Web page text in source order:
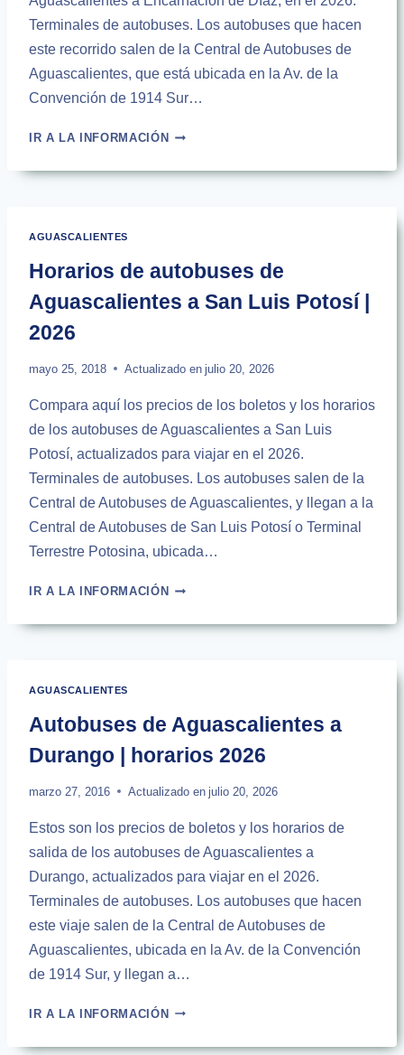
Terminales de autobuses. Los autobuses que hacen
este recorrido salen de la Central de Autobuses de
Aguascalientes, que está ubicada en la Av. de la
Convención de 1914 Sur…
IR A LA INFORMACIÓNHORARIOS
DE
DIAZ
2026
AGUASCALIENTES
Horarios de autobuses de
Aguascalientes a San Luis Potosí |
2026
mayo 25, 2018 Actualizado en julio 20, 2026
Compara aquí los precios de los boletos y los horarios
de los autobuses de Aguascalientes a San Luis
Potosí, actualizados para viajar en el 2026.
Terminales de autobuses. Los autobuses salen de la
Central de Autobuses de Aguascalientes, y llegan a la
Central de Autobuses de San Luis Potosí o Terminal
Terrestre Potosina, ubicada…
IR A LA INFORMACIÓNHORARIOS
AUTOBUSES
LUIS
POTOSÍ
|
AGUASCALIENTES
Autobuses de Aguascalientes a
Durango | horarios 2026
marzo 27, 2016 Actualizado en julio 20, 2026
Estos son los precios de boletos y los horarios de
salida de los autobuses de Aguascalientes a
Durango, actualizados para viajar en el 2026.
Terminales de autobuses. Los autobuses que hacen
este viaje salen de la Central de Autobuses de
Aguascalientes, ubicada en la Av. de la Convención
de 1914 Sur, y llegan a…
IR A LA INFORMACIÓNAUTOBUSES
AGUASCALIENTES